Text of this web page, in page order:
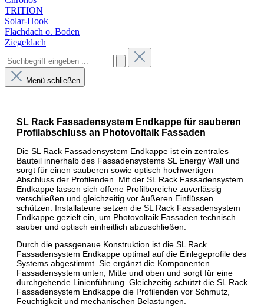
TRITION
Solar-Hook
Flachdach o. Boden
Ziegeldach
Menü schließen
SL Rack Fassadensystem Endkappe für sauberen
Profilabschluss an Photovoltaik Fassaden
Die SL Rack Fassadensystem Endkappe ist ein zentrales
Bauteil innerhalb des Fassadensystems SL Energy Wall und
sorgt für einen sauberen sowie optisch hochwertigen
Abschluss der Profilenden. Mit der SL Rack Fassadensystem
Endkappe lassen sich offene Profilbereiche zuverlässig
verschließen und gleichzeitig vor äußeren Einflüssen
schützen. Installateure setzen die SL Rack Fassadensystem
Endkappe gezielt ein, um Photovoltaik Fassaden technisch
sauber und optisch einheitlich abzuschließen.
Durch die passgenaue Konstruktion ist die SL Rack
Fassadensystem Endkappe optimal auf die Einlegeprofile des
Systems abgestimmt. Sie ergänzt die Komponenten
Fassadensystem unten, Mitte und oben und sorgt für eine
durchgehende Linienführung. Gleichzeitig schützt die SL Rack
Fassadensystem Endkappe die Profilenden vor Schmutz,
Feuchtigkeit und mechanischen Belastungen.